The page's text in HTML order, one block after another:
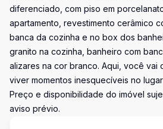
diferenciado, com piso em
apartamento, revestimento cerâmico
banca da cozinha e no box dos
granito na cozinha, banheiro com
alizares na cor branco. Aqui, você vai
viver momentos inesquecíveis no
Preço e disponibilidade do imóvel
aviso prévio.